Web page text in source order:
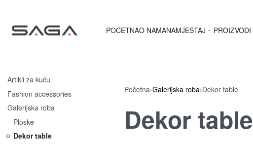
POČETNAO NAMANAMJEŠTAJ PROIZVODI
Artikli za kuću
Fashion accessories
Galerijska roba
Ploske
Dekor table
Početna›Galerijska roba›Dekor table
Dekor table